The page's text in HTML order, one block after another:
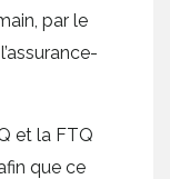
par le
et la FTQ
que ce